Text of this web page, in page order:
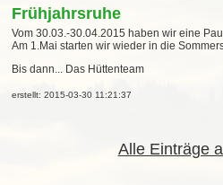
Frühjahrsruhe
Vom 30.03.-30.04.2015 haben wir eine
Am 1.Mai starten wir wieder in die
Bis dann... Das Hüttenteam
erstellt: 2015-03-30 11:21:37
Alle Einträge